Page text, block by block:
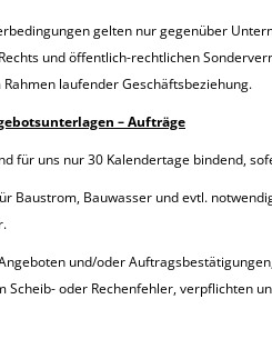
gelten nur gegenüber
und öffentlich-rechtlichen
laufender Geschäftsbeziehung.
– Aufträge
für uns nur 30 Kalendertage bindend,
Baustrom, Bauwasser und evtl.
und/oder
Scheib- oder Rechenfehler, verpflichten